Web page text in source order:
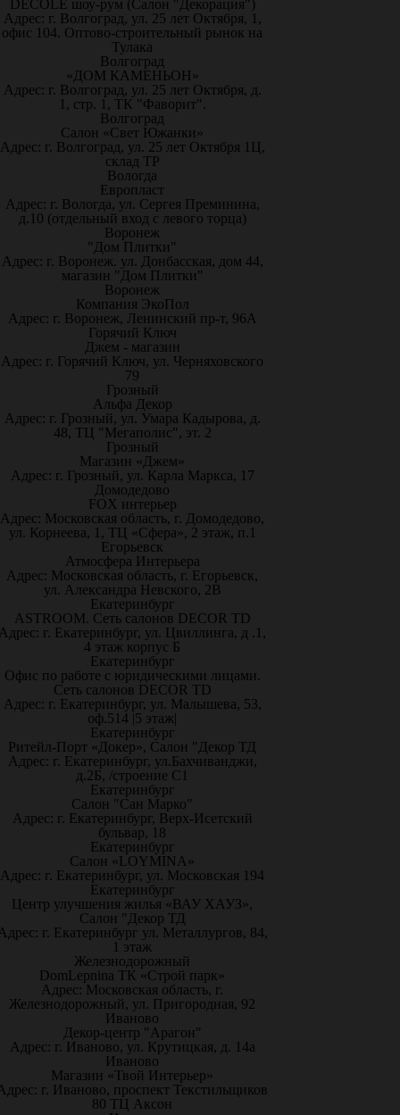
DECOLE шоу-рум (Салон "Декорация")
Адрес: г. Волгоград, ул. 25 лет Октября, 1,
офис 104. Оптово-строительный рынок на
Тулака
Волгоград
«ДОМ КАМЕНЬОН»
Адрес: г. Волгоград, ул. 25 лет Октября, д.
1, стр. 1, ТК "Фаворит".
Волгоград
Салон «Свет Южанки»
Адрес: г. Волгоград, ул. 25 лет Октября 1Ц,
склад ТР
Вологда
Европласт
Адрес: г. Вологда, ул. Сергея Преминина,
д.10 (отдельный вход с левого торца)
Воронеж
"Дом Плитки"
Адрес: г. Воронеж. ул. Донбасская, дом 44,
магазин "Дом Плитки"
Воронеж
Компания ЭкоПол
Адрес: г. Воронеж, Ленинский пр-т, 96А
Горячий Ключ
Джем - магазин
Адрес: г. Горячий Ключ, ул. Черняховского
79
Грозный
Альфа Декор
Адрес: г. Грозный, ул. Умара Кадырова, д.
48, ТЦ "Мегаполис", эт. 2
Грозный
Магазин «Джем»
Адрес: г. Грозный, ул. Карла Маркса, 17
Домодедово
FOX интерьер
Адрес: Московская область, г. Домодедово,
ул. Корнеева, 1, ТЦ «Сфера», 2 этаж, п.1
Егорьевск
Атмосфера Интерьера
Адрес: Московская область, г. Егорьевск,
ул. Александра Невского, 2В
Екатеринбург
ASTROOM. Сеть салонов DECOR TD
г. Екатеринбург, ул. Цвиллинга, д .1,
4 этаж корпус Б
Екатеринбург
Офис по работе с юридическими лицами.
Сеть салонов DECOR TD
Адрес: г. Екатеринбург, ул. Малышева, 53,
оф.514 |5 этаж|
Екатеринбург
Ритейл-Порт «Докер», Салон "Декор ТД
Адрес: г. Екатеринбург, ул.Бахчиванджи,
д.2Б, /строение С1
Екатеринбург
Салон "Сан Марко"
Адрес: г. Екатеринбург, Верх-Исетский
бульвар, 18
Екатеринбург
Салон «LOYMINA»
Адрес: г. Екатеринбург, ул. Московская 194
Екатеринбург
Центр улучшения жилья «ВАУ ХАУЗ»,
Салон "Декор ТД
г. Екатеринбург ул. Металлургов, 84,
1 этаж
Железнодорожный
DomLepnina ТК «Строй парк»
Адрес: Московская область, г.
Железнодорожный, ул. Пригородная, 92
Иваново
Декор-центр "Арагон"
Адрес: г. Иваново, ул. Крутицкая, д. 14а
Иваново
Магазин «Твой Интерьер»
г. Иваново, проспект Текстильщиков
80 ТЦ Аксон